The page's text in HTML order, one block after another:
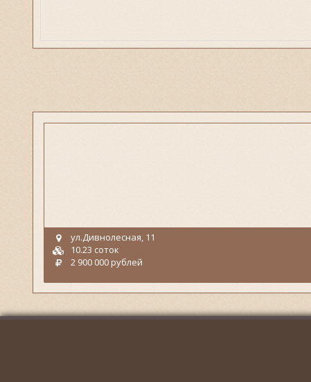
ул.Дивнолесная, 11
10.23 соток
2 900 000 рублей